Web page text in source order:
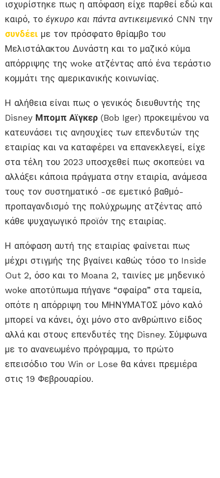
ισχυρίστηκε πως η απόφαση είχε παρθεί εδώ και
καιρό, το έγκυρο και πάντα αντικειμενικό CNN την
συνδέει με τον πρόσφατο θρίαμβο του
Μελιστάλακτου Δυνάστη και το μαζικό κύμα
απόρριψης της woke ατζέντας από ένα τεράστιο
κομμάτι της αμερικανικής κοινωνίας.
Η αλήθεια είναι πως ο γενικός διευθυντής της
Disney Μπομπ Αϊγκερ (Bob Iger) προκειμένου να
κατευνάσει τις ανησυχίες των επενδυτών της
εταιρίας και να καταφέρει να επανεκλεγεί, είχε
στα τέλη του 2023 υποσχεθεί πως σκοπεύει να
αλλάξει κάποια πράγματα στην εταιρία, ανάμεσα
τους τον συστηματικό -σε εμετικό βαθμό-
προπαγανδισμό της πολύχρωμης ατζέντας από
κάθε ψυχαγωγικό προϊόν της εταιρίας.
Η απόφαση αυτή της εταιρίας φαίνεται πως
μέχρι στιγμής της βγαίνει καθώς τόσο το Inside
Out 2, όσο και το Moana 2, ταινίες με μηδενικό
woke αποτύπωμα πήγανε “σφαίρα” στα ταμεία,
οπότε η απόρριψη του ΜΗΝΥΜΑΤΟΣ μόνο καλό
μπορεί να κάνει, όχι μόνο στο ανθρώπινο είδος
αλλά και στους επενδυτές της Disney. Σύμφωνα
με το ανανεωμένο πρόγραμμα, το πρώτο
επεισόδιο του Win or Lose θα κάνει πρεμιέρα
στις 19 Φεβρουαρίου.